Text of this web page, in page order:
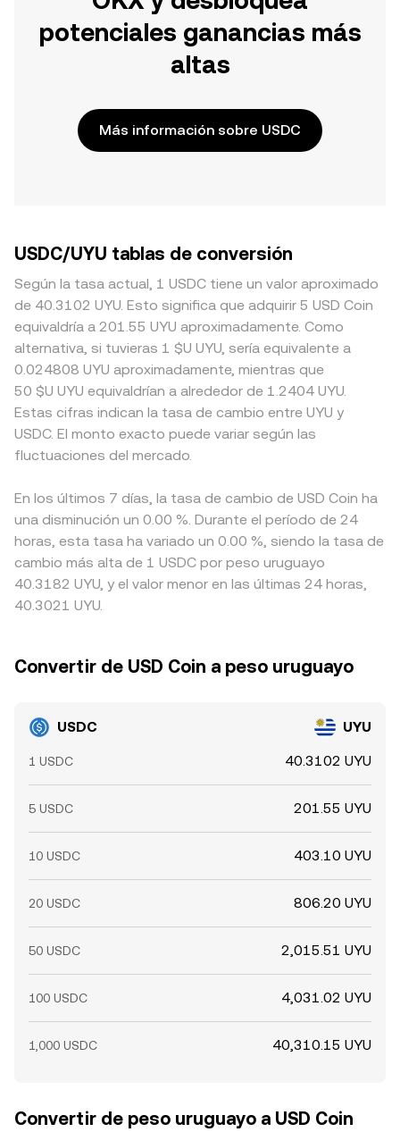
potenciales ganancias más
altas
Más información sobre USDC
USDC/UYU tablas de conversión
Según la tasa actual, 1 USDC tiene un valor aproximado
de 40.3102 UYU. Esto significa que adquirir 5 USD Coin
equivaldría a 201.55 UYU aproximadamente. Como
alternativa, si tuvieras 1 $U UYU, sería equivalente a
0.024808 UYU aproximadamente, mientras que
50 $U UYU equivaldrían a alrededor de 1.2404 UYU.
Estas cifras indican la tasa de cambio entre UYU y
USDC. El monto exacto puede variar según las
fluctuaciones del mercado.
En los últimos 7 días, la tasa de cambio de USD Coin ha
una disminución un 0.00 %. Durante el período de 24
horas, esta tasa ha variado un 0.00 %, siendo la tasa de
cambio más alta de 1 USDC por peso uruguayo
40.3182 UYU, y el valor menor en las últimas 24 horas,
40.3021 UYU.
Convertir de USD Coin a peso uruguayo
USDC UYU
1 USDC 40.3102 UYU
5 USDC 201.55 UYU
10 USDC 403.10 UYU
20 USDC 806.20 UYU
50 USDC 2,015.51 UYU
100 USDC 4,031.02 UYU
1,000 USDC 40,310.15 UYU
Convertir de peso uruguayo a USD Coin